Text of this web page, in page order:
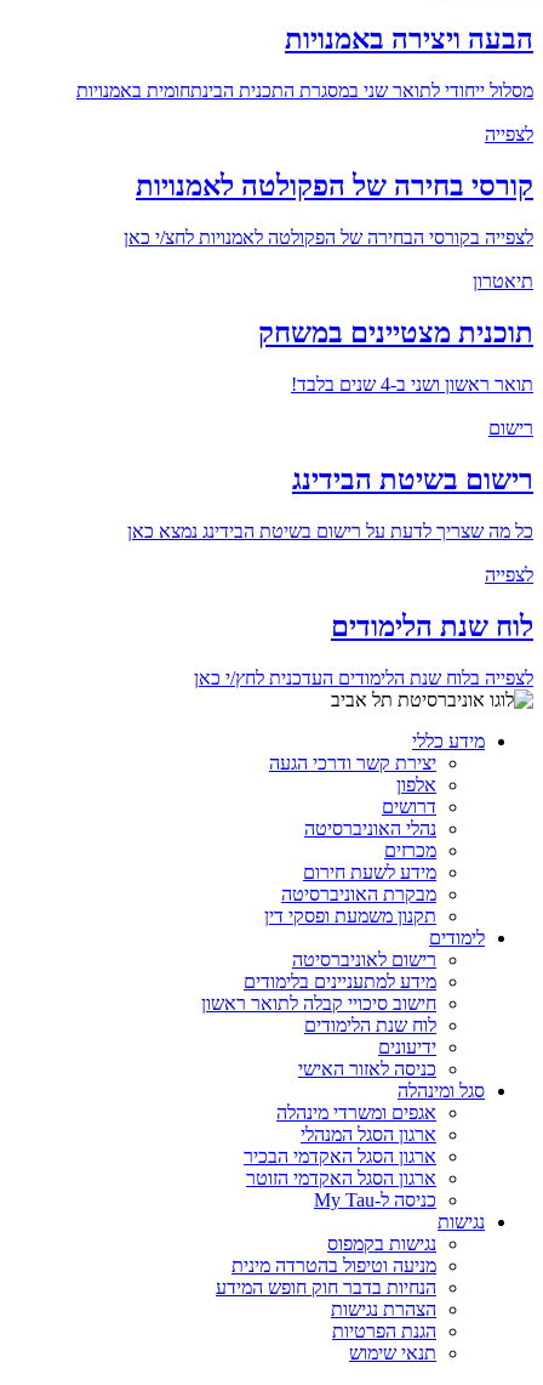
הבעה ויצירה באמנויות
מסלול ייחודי לתואר שני במסגרת התכנית הבינתחומית באמנויות
לצפייה
קורסי בחירה של הפקולטה לאמנויות
לצפייה בקורסי הבחירה של הפקולטה לאמנויות לחצ/י כאן
תיאטרון
תוכנית מצטיינים במשחק
תואר ראשון ושני ב-4 שנים בלבד!
רישום
רישום בשיטת הבידינג
כל מה שצריך לדעת על רישום בשיטת הבידינג נמצא כאן
לצפייה
לוח שנת הלימודים
לצפייה בלוח שנת הלימודים העדכנית לחץ/י כאן
מידע כללי
יצירת קשר ודרכי הגעה
אלפון
דרושים
נהלי האוניברסיטה
מכרזים
מידע לשעת חירום
מבקרת האוניברסיטה
תקנון משמעת ופסקי דין
לימודים
רישום לאוניברסיטה
מידע למתעניינים בלימודים
חישוב סיכויי קבלה לתואר ראשון
לוח שנת הלימודים
ידיעונים
כניסה לאזור האישי
סגל ומינהלה
אגפים ומשרדי מינהלה
ארגון הסגל המנהלי
ארגון הסגל האקדמי הבכיר
ארגון הסגל האקדמי הזוטר
כניסה ל-My Tau
נגישות
נגישות בקמפוס
מניעה וטיפול בהטרדה מינית
הנחיות בדבר חוק חופש המידע
הצהרת נגישות
הגנת הפרטיות
תנאי שימוש